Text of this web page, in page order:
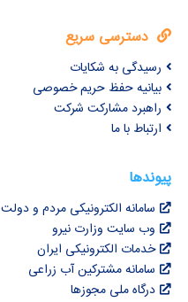
دسترسی سریع
رسیدگی به شکایات
بیانیه حفظ حریم خصوصی
راهبرد مشارکت شرکت
ارتباط با ما
پیوندها
سامانه الکترونیکی مردم و دولت
وب سایت وزارت نیرو
خدمات الکترونیکی ایران
سامانه مشترکین آب زراعی
درگاه ملی مجوزها